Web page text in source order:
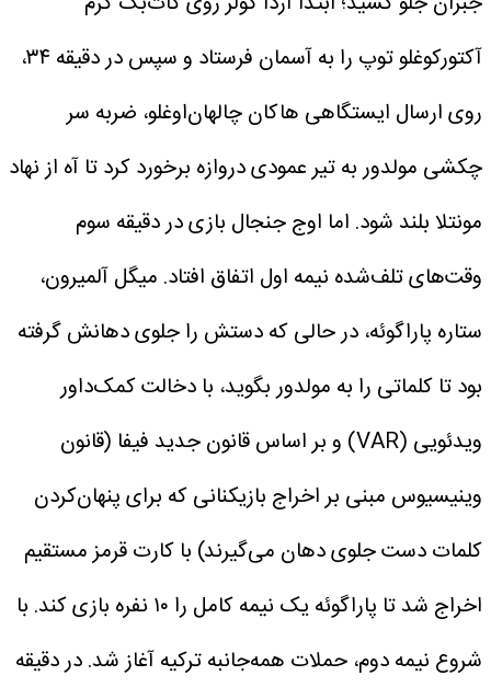
آکتورکوغلو توپ را به آسمان فرستاد و سپس در دقیقه ۳۴،
روی ارسال ایستگاهی هاکان چالهان‌اوغلو، ضربه سر
چکشی مولدور به تیر عمودی دروازه برخورد کرد تا آه از نهاد
مونتلا بلند شود. اما اوج جنجال بازی در دقیقه سوم
وقت‌های تلف‌شده نیمه اول اتفاق افتاد. میگل آلمیرون،
ستاره پاراگوئه، در حالی که دستش را جلوی دهانش گرفته
بود تا کلماتی را به مولدور بگوید، با دخالت کمک‌داور
ویدئویی (VAR) و بر اساس قانون جدید فیفا (قانون
وینیسیوس مبنی بر اخراج بازیکنانی که برای پنهان‌کردن
کلمات دست جلوی دهان می‌گیرند) با کارت قرمز مستقیم
اخراج شد تا پاراگوئه یک نیمه کامل را ۱۰ نفره بازی کند.
با
شروع نیمه دوم، حملات همه‌جانبه ترکیه آغاز شد. در دقیقه